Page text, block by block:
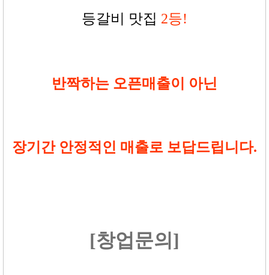
등갈비 맛집 2등!
반짝하는 오픈매출이 아닌
장기간 안정적인 매출로 보답드립니다.
[창업문의]